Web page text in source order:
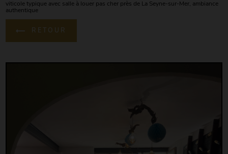
viticole typique avec salle à louer pas cher près de La Seyne-sur-Mer, ambiance
authentique
RETOUR